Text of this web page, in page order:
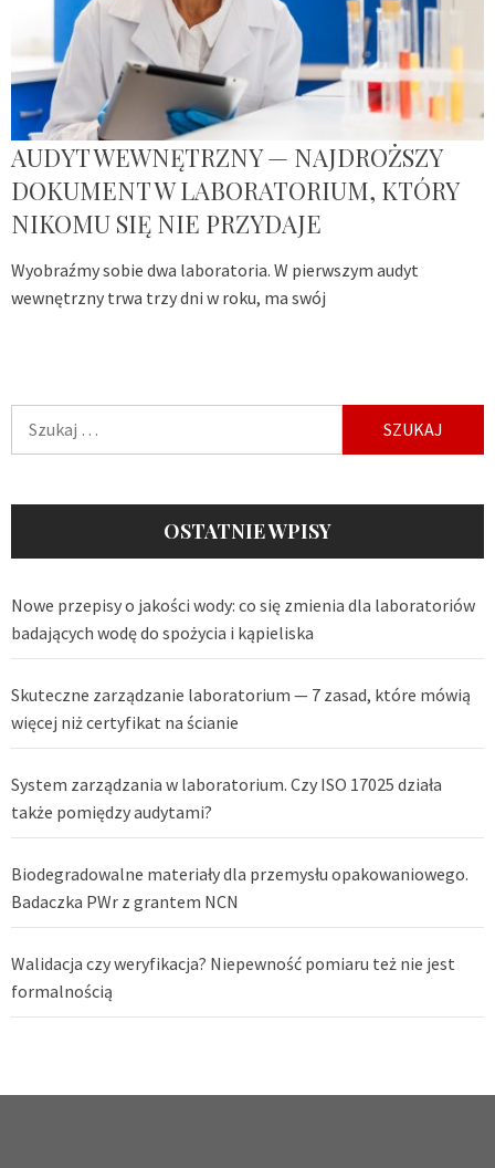
AUDYT WEWNĘTRZNY — NAJDROŻSZY
DOKUMENT W LABORATORIUM, KTÓRY
NIKOMU SIĘ NIE PRZYDAJE
Wyobraźmy sobie dwa laboratoria. W pierwszym audyt
wewnętrzny trwa trzy dni w roku, ma swój
OSTATNIE WPISY
Nowe przepisy o jakości wody: co się zmienia dla laboratoriów
badających wodę do spożycia i kąpieliska
Skuteczne zarządzanie laboratorium — 7 zasad, które mówią
więcej niż certyfikat na ścianie
System zarządzania w laboratorium. Czy ISO 17025 działa
także pomiędzy audytami?
Biodegradowalne materiały dla przemysłu opakowaniowego.
Badaczka PWr z grantem NCN
Walidacja czy weryfikacja? Niepewność pomiaru też nie jest
formalnością